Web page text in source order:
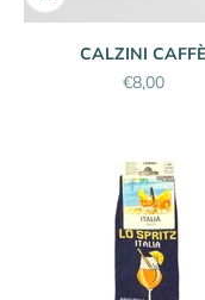
CALZINI CAFFÈ
Prezzo
€8,00